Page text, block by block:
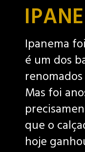
Ipanema
é um dos
Mas foi
que o
hoje